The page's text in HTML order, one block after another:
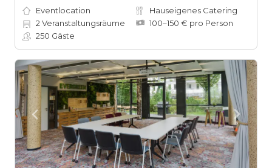
Eventlocation
Hauseigenes Catering
2 Veranstaltungsräume
100–150 € pro Person
250 Gäste